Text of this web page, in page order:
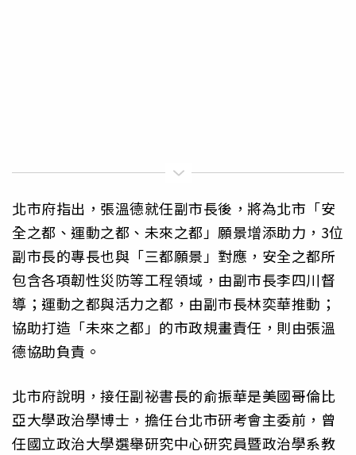
北市府指出，張溫德就任副市長後，將為北市「安
全之都、運動之都、未來之都」願景增添助力，3位
副市長的專長也與「三都願景」對應，安全之都所
包含各項韌性災防等工程領域，由副市長李四川督
導；運動之都與活力之都，由副市長林奕華推動；
協助打造「未來之都」的市政規畫責任，則由張溫
德協助負責。
北市府說明，接任副祕書長的俞振華是美國哥倫比
亞大學政治學博士，擔任台北市研考會主委前，曾
任國立政治大學選舉研究中心研究員暨政治學系教